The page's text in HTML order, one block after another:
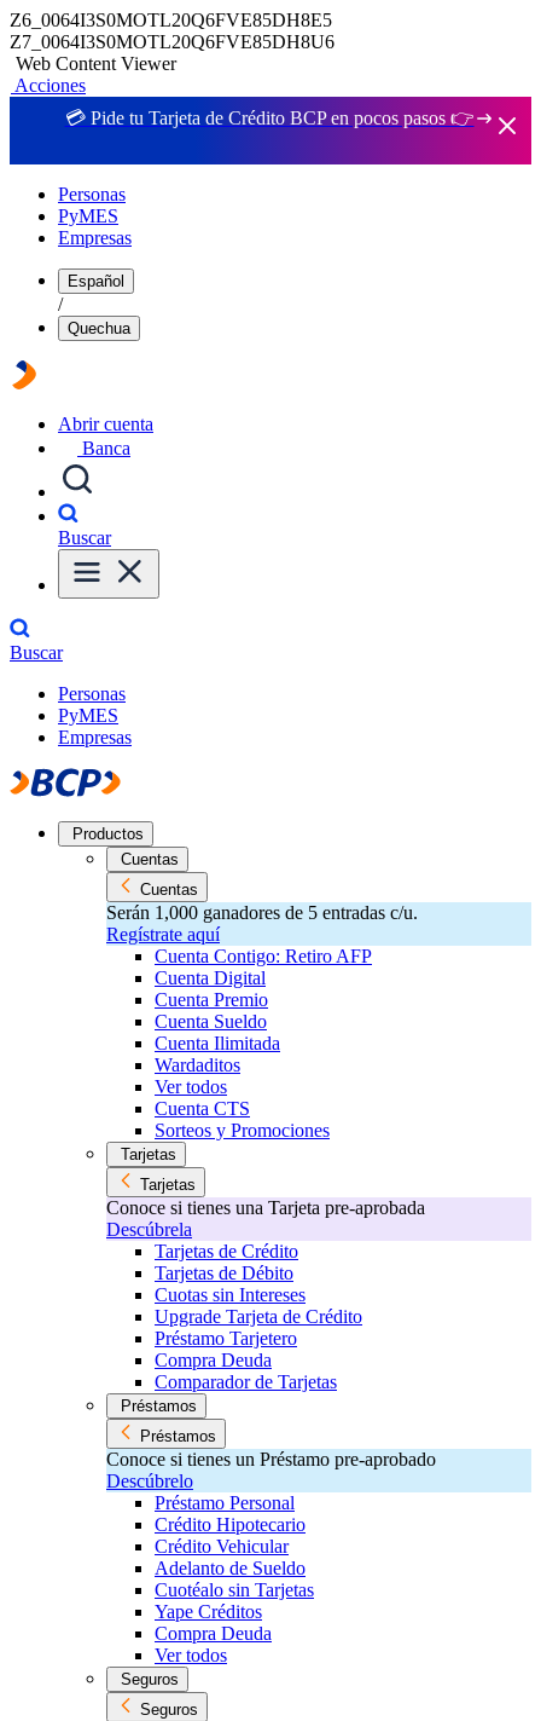
Z6_0064I3S0MOTL20Q6FVE85DH8E5
Z7_0064I3S0MOTL20Q6FVE85DH8U6
Web Content Viewer
Acciones
💳 Pide tu Tarjeta de Crédito BCP en pocos pasos 👉
Personas
PyMES
Empresas
Español
/
Quechua
Abrir cuenta
Banca
Buscar
Buscar
Personas
PyMES
Empresas
Productos
Cuentas
Cuentas
Serán 1,000 ganadores de 5 entradas c/u.
Regístrate aquí
Cuenta Contigo: Retiro AFP
Cuenta Digital
Cuenta Premio
Cuenta Sueldo
Cuenta Ilimitada
Wardaditos
Ver todos
Cuenta CTS
Sorteos y Promociones
Tarjetas
Tarjetas
Conoce si tienes una Tarjeta pre-aprobada
Descúbrela
Tarjetas de Crédito
Tarjetas de Débito
Cuotas sin Intereses
Upgrade Tarjeta de Crédito
Préstamo Tarjetero
Compra Deuda
Comparador de Tarjetas
Préstamos
Préstamos
Conoce si tienes un Préstamo pre-aprobado
Descúbrelo
Préstamo Personal
Crédito Hipotecario
Crédito Vehicular
Adelanto de Sueldo
Cuotéalo sin Tarjetas
Yape Créditos
Compra Deuda
Ver todos
Seguros
Seguros